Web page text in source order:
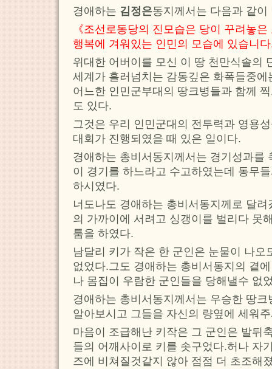
경애하는 김정은동지께서는 다음과 같이
《조선로동당의 진모습은 당이 꾸려놓
행복에 겨워있는 인민의 모습에 있습니
위대한 어버이를 모신 이 땅 천만식솔의
세계가 흘러넘치는 감동깊은 화폭들중
어느한 인민군부대의 땅크병들과 함께
도 있다.
그것은 우리 인민군대의 전투력과 영용
대회가 진행되였을 때 있은 일이다.
경애하는 총비서동지께서는 경기성과를
이 경기를 하느라고 수고하였는데 동무
하시였다.
너도나도 경애하는 총비서동지께로 달
의 가까이에 서려고 싱갱이를 벌리다 못
툼을 하였다.
남달리 키가 작은 한 군인은 눈물이 나오
없었다.그도 경애하는 총비서동지의 곁
나 몸집이 우람한 군인들을 당해낼수 없
경애하는 총비서동지께서는 우승한 땅
알아보시고 그들을 자신의 량옆에 세워
마음이 조급해난 키작은 그 군인은 발뒤
들의 어깨사이로 키를 솟구었다.허나 자
즈에 비쳐질것같지 않아 점점 더 초조해